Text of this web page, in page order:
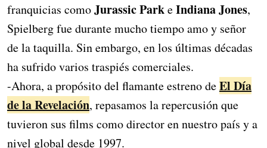
franquicias comoJurassic ParkeIndiana Jones,
Spielberg fue durante mucho tiempo amo y señor
de la taquilla. Sin embargo, en los últimas décadas
ha sufrido varios traspiés comerciales.
-Ahora, a propósito del flamante estreno deEl Día
de la Revelación, repasamos la repercusión que
tuvieron sus films como director en nuestro país y a
nivel global desde 1997.